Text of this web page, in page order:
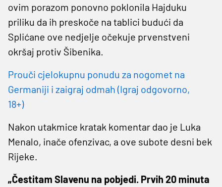
ovim porazom ponovno poklonila Hajduku
priliku da ih preskoče na tablici budući da
Splićane ove nedjelje očekuje prvenstveni
okršaj protiv Šibenika.
Prouči cjelokupnu ponudu za nogomet na
Germaniji i zaigraj odmah (Igraj odgovorno,
18+)
Nakon utakmice kratak komentar dao je Luka
Menalo, inače ofenzivac, a ove subote desni bek
Rijeke.
„Čestitam Slavenu na pobjedi. Prvih 20 minuta